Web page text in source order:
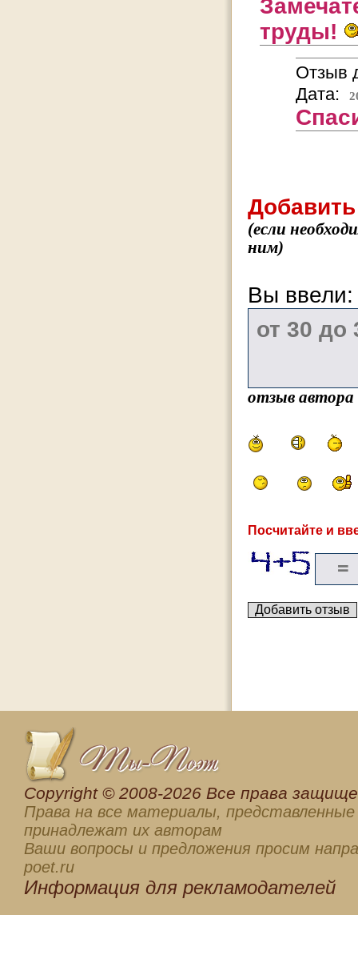
труды!
Отзыв
Дата:
(если
ним)
Вы
отзыв
Посчитайте и
Сopyright © 2008-2026 Все права
Права на все материалы, представленные
принадлежат их авторам
Ваши вопросы и предложения просим
poet.ru
Информация для рекламодателей